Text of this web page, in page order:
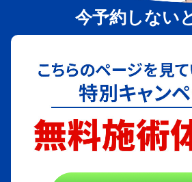
今予約しない